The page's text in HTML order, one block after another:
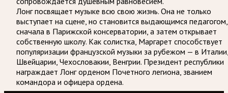
Лонг посвящает музыке всю свою жизнь. Она не только
выступает на сцене, но становится выдающимся педагогом,
сначала в Парижской консерватории, а затем открывает
собственную школу. Как солистка, Маргарет способствует
популяризации французской музыки за рубежом — в Италии,
Швейцарии, Чехословакии, Венгрии. Президент республики
награждает Лонг орденом Почетного легиона, званием
командора и офицера ордена.